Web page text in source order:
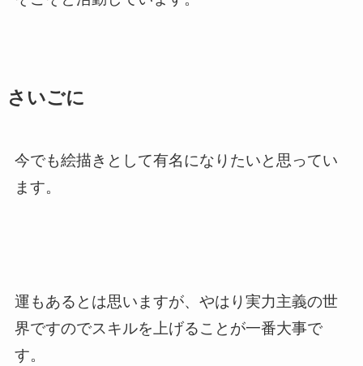
さいごに
今でも絵描きとして有名になりたいと思ってい
ます。
運もあるとは思いますが、 やはり実力主義の世
界ですのでスキルを上げることが一番大事で
す。